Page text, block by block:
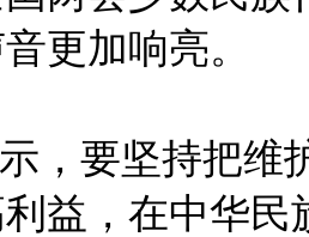
更加响亮。
，要坚持把维
益，在中华